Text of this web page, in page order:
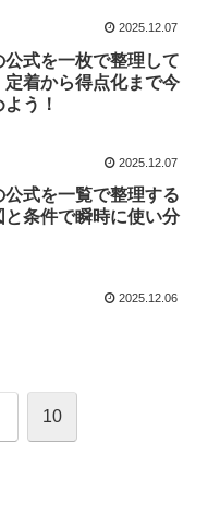
2025.12.07
公式を一枚で整理して
定着から得点化まで今
う！
2025.12.07
公式を一覧で整理する
と条件で瞬時に使い分
2025.12.06
10